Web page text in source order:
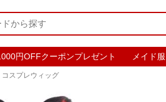
円OFFクーポンプレゼント メイド服
コスプレウィッグ